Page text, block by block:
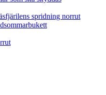
spridning norrut